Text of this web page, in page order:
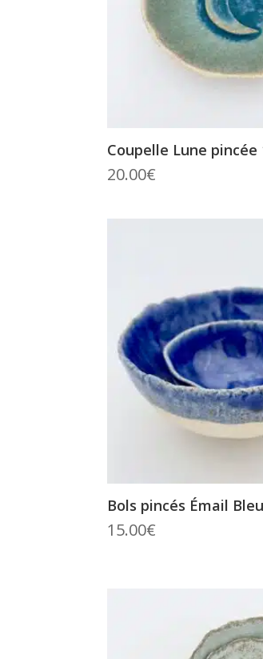
Coupelle Lune pincée
20.00€
Bols pincés Émail
15.00€